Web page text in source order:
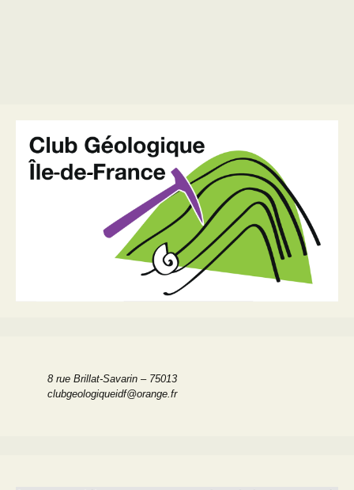
8 rue Brillat-Savarin – 75013
clubgeologiqueidf@orange.fr